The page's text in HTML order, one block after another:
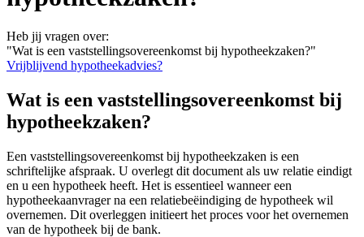
Heb jij vragen over:
"Wat is een vaststellingsovereenkomst bij hypotheekzaken?"
Vrijblijvend hypotheekadvies?
Wat is een vaststellingsovereenkomst bij
hypotheekzaken?
Een vaststellingsovereenkomst bij hypotheekzaken is een
schriftelijke afspraak. U overlegt dit document als uw relatie eindigt
en u een hypotheek heeft. Het is essentieel wanneer een
hypotheekaanvrager na een relatiebeëindiging de hypotheek wil
overnemen. Dit overleggen initieert het proces voor het overnemen
van de hypotheek bij de bank.